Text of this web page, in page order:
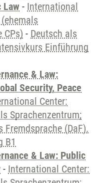
Law - International
CPs) - Deutsch als
Einführung
& Law:
Security, Peace
Center:
Sprachenzentrum;
Fremdsprache (DaF).
B1
& Law: Public
- International Center: